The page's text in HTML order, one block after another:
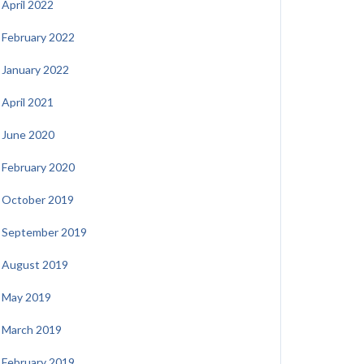
April 2022
February 2022
January 2022
April 2021
June 2020
February 2020
October 2019
September 2019
August 2019
May 2019
March 2019